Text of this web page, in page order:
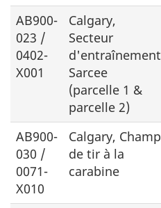
AB900-
023 /
0402-
X001
Calgary,
Secteur
d'entraînement
Sarcee
(parcelle 1 &
parcelle 2)
AB900-
030 /
0071-
X010
Calgary, Champ
de tir à la
carabine